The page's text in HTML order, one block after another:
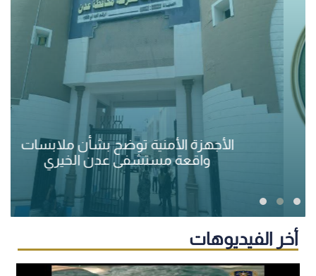
الأجهزة الأمنية توضح بشأن ملابسات
واقعة مستشفى عدن الخيري
أخر الفيديوهات